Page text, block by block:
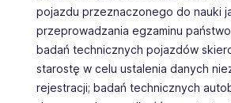
pojazdu przeznaczonego do nauki
przeprowadzania egzaminu
badań technicznych pojazdów
starostę w celu ustalenia danych
rejestracji; badań technicznych